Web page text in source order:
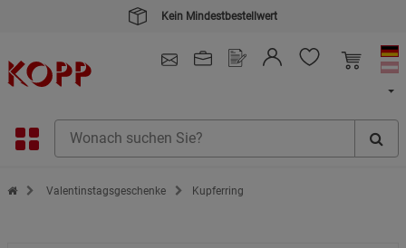
Kauf auf Rechnung
Zur Startseite des Kopp Verlag Online-Shop
Valentinstagsgeschenke Kupferring